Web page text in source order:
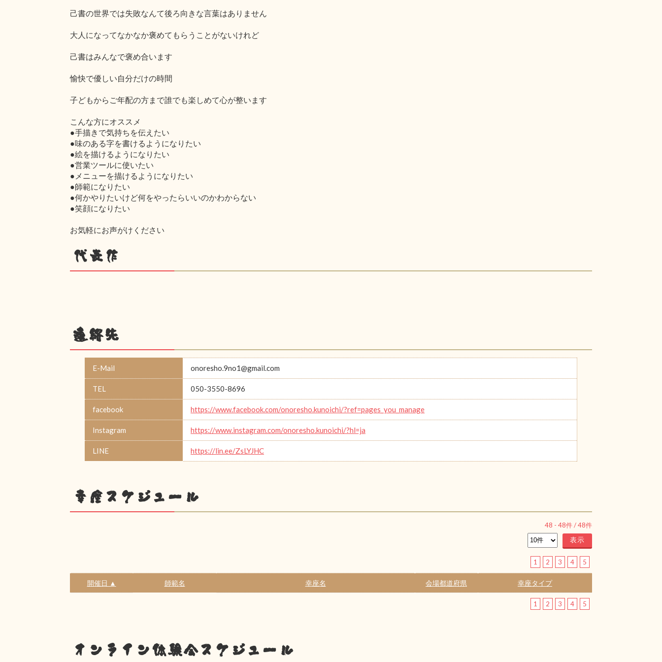
己書の世界では失敗なんて後ろ向きな言葉はありません
大人になってなかなか褒めてもらうことがないけれど
己書はみんなで褒め合います
愉快で優しい自分だけの時間
子どもからご年配の方まで誰でも楽しめて心が整います
こんな方にオススメ
●手描きで気持ちを伝えたい
●味のある字を書けるようになりたい
●絵を描けるようになりたい
●営業ツールに使いたい
●メニューを描けるようになりたい
●師範になりたい
●何かやりたいけど何をやったらいいのかわからない
●笑顔になりたい
お気軽にお声がけください
代表作
連絡先
E-Mail onoresho.9no1@gmail.com
TEL 050-3550-8696
facebook https://www.facebook.com/onoresho.kunoichi/?ref=pages_you_manage
Instagram https://www.instagram.com/onoresho.kunoichi/?hl=ja
LINE https://lin.ee/ZsLYJHC
幸座スケジュール
48 - 48件 /48件
1 2 3 4 5
開催日 ▲ 師範名 幸座名 会場都道府県 幸座タイプ
1 2 3 4 5
オンライン体験会スケジュール